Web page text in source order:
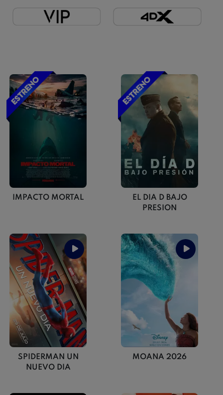
IMPACTO MORTAL
EL DIA D BAJO
PRESION
SPIDERMAN UN
NUEVO DIA
MOANA 2026